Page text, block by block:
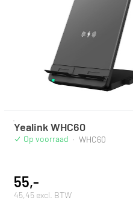
aan winkelwagen
Yealink WHC60
Op voorraad · WHC60
55,-
45,45 excl. BTW